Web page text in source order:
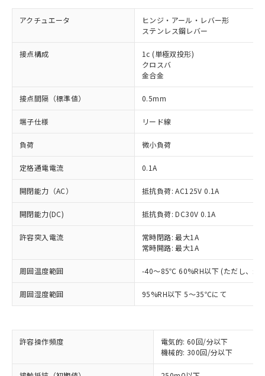
アクチュエータ
ヒンジ・アール・レバー形
ステンレス鋼レバー
接点構成
1c (単極双投形)
クロスバ
金合金
接点間隔（標準値） 0.5mm
端子仕様 リード線
負荷 微小負荷
定格通電電流 0.1A
開閉能力（AC） 抵抗負荷: AC125V 0.1A
開閉能力(DC) 抵抗負荷: DC30V 0.1A
許容突入電流
常時閉路: 最大1A
常時開路: 最大1A
周囲温度範囲 -40～85℃ 60%RH以下 (ただし、氷
周囲湿度範囲 95%RH以下 5～35℃にて
許容操作頻度
電気的: 60回/分以下
機械的: 300回/分以下
対応済み：EU RoHS指令（10物質）の
非含有に対応した製品が提供可能な商品で
す。